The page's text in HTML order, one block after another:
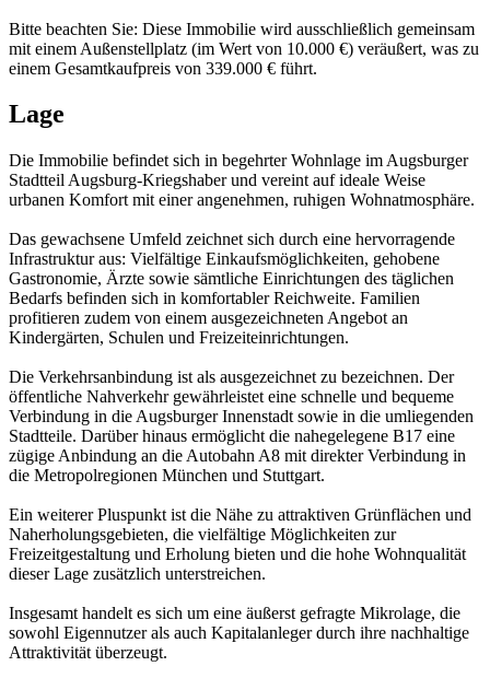
Bitte beachten Sie: Diese Immobilie wird ausschließlich gemeinsam
mit einem Außenstellplatz (im Wert von 10.000 €) veräußert, was zu
einem Gesamtkaufpreis von 339.000 € führt.
Lage
Die Immobilie befindet sich in begehrter Wohnlage im Augsburger
Stadtteil Augsburg-Kriegshaber und vereint auf ideale Weise
urbanen Komfort mit einer angenehmen, ruhigen Wohnatmosphäre.
Das gewachsene Umfeld zeichnet sich durch eine hervorragende
Infrastruktur aus: Vielfältige Einkaufsmöglichkeiten, gehobene
Gastronomie, Ärzte sowie sämtliche Einrichtungen des täglichen
Bedarfs befinden sich in komfortabler Reichweite. Familien
profitieren zudem von einem ausgezeichneten Angebot an
Kindergärten, Schulen und Freizeiteinrichtungen.
Die Verkehrsanbindung ist als ausgezeichnet zu bezeichnen. Der
öffentliche Nahverkehr gewährleistet eine schnelle und bequeme
Verbindung in die Augsburger Innenstadt sowie in die umliegenden
Stadtteile. Darüber hinaus ermöglicht die nahegelegene B17 eine
zügige Anbindung an die Autobahn A8 mit direkter Verbindung in
die Metropolregionen München und Stuttgart.
Ein weiterer Pluspunkt ist die Nähe zu attraktiven Grünflächen und
Naherholungsgebieten, die vielfältige Möglichkeiten zur
Freizeitgestaltung und Erholung bieten und die hohe Wohnqualität
dieser Lage zusätzlich unterstreichen.
Insgesamt handelt es sich um eine äußerst gefragte Mikrolage, die
sowohl Eigennutzer als auch Kapitalanleger durch ihre nachhaltige
Attraktivität überzeugt.